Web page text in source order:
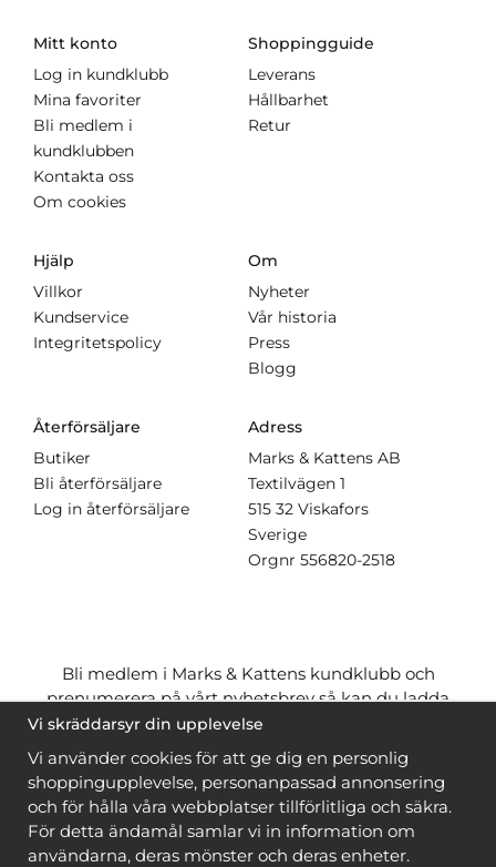
Mitt konto
Log in kundklubb
Mina favoriter
Bli medlem i
kundklubben
Kontakta oss
Om cookies
Shoppingguide
Leverans
Hållbarhet
Retur
Hjälp
Villkor
Kundservice
Integritetspolicy
Om
Nyheter
Vår historia
Press
Blogg
Återförsäljare
Butiker
Bli återförsäljare
Log in återförsäljare
Adress
Marks & Kattens AB
Textilvägen 1
515 32 Viskafors
Sverige
Orgnr 556820-2518
Bli medlem i Marks & Kattens kundklubb och
prenumerera på vårt nyhetsbrev så kan du ladda
ner många mönstergratisoch få många
när du handlar garn till mönstret. Du ser vilka som
är
gratis när du är inloggad
Bli medlem
Vi skräddarsyr din upplevelse
Vi använder cookies för att ge dig en personlig
shoppingupplevelse, personanpassad annonsering
och för hålla våra webbplatser tillförlitliga och säkra.
För detta ändamål samlar vi in information om
användarna, deras mönster och deras enheter.